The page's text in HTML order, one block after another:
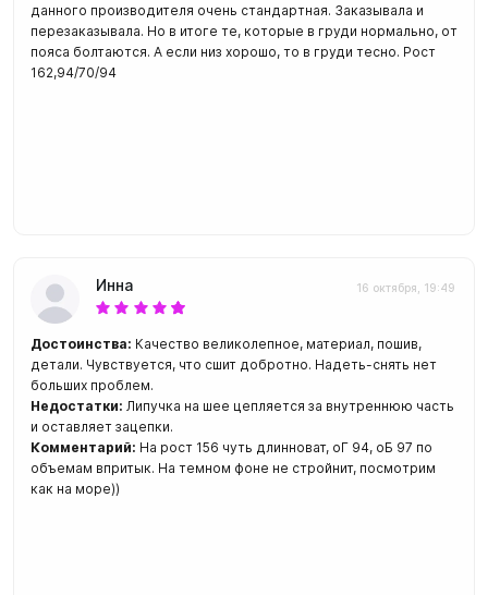
данного производителя очень стандартная. Заказывала и
перезаказывала. Но в итоге те, которые в груди нормально, от
пояса болтаются. А если низ хорошо, то в груди тесно. Рост
162,94/70/94
Инна 16 октября, 19:49
Достоинства: Качество великолепное, материал, пошив,
детали. Чувствуется, что сшит добротно. Надеть-снять нет
больших проблем.
Недостатки: Липучка на шее цепляется за внутреннюю часть
и оставляет зацепки.
Комментарий: На рост 156 чуть длинноват, оГ 94, оБ 97 по
объемам впритык. На темном фоне не стройнит, посмотрим
как на море))